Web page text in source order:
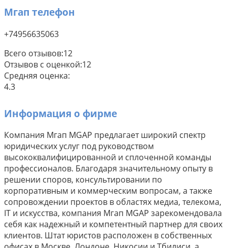
Мгап телефон
+74956635063
Всего отзывов:12
Отзывов с оценкой:12
Средняя оценка:
4.3
Информация о фирме
Компания Мгап MGAP предлагает широкий спектр
юридических услуг под руководством
высококвалифицированной и сплоченной команды
профессионалов. Благодаря значительному опыту в
решении споров, консультировании по
корпоративным и коммерческим вопросам, а также
сопровождении проектов в областях медиа, телекома,
IT и искусства, компания Мгап MGAP зарекомендовала
себя как надежный и компетентный партнер для своих
клиентов. Штат юристов расположен в собственных